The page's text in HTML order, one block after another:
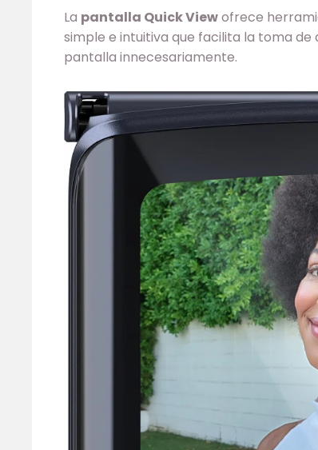
La pantalla Quick Viewofrece
simple e intuitiva que facilita la toma
pantalla innecesariamente.